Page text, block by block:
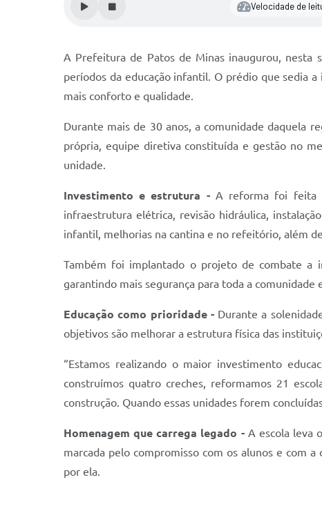
Velocidade de
A Prefeitura de Patos de Minas inaugurou, nesta
períodos da educação infantil. O prédio que sedia
mais conforto e qualidade.
Durante mais de 30 anos, a comunidade daquela
própria, equipe diretiva constituída e gestão no
unidade.
Investimento e estrutura -A reforma foi feita
infraestrutura elétrica, revisão hidráulica,
infantil, melhorias na cantina e no refeitório, além
Também foi implantado o projeto de combate a
garantindo mais segurança para toda a comunidade
Educação como prioridade - Durante a
objetivos são melhorar a estrutura física das
“Estamos realizando o maior investimento
construímos quatro creches, reformamos 21
construção. Quando essas unidades forem
Homenagem que carrega legado - A escola leva
marcada pelo compromisso com os alunos e com
por ela.